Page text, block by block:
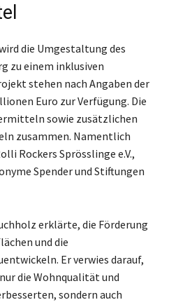
die Umgestaltung des
zu einem inklusiven
stehen nach Angaben der
Euro zur Verfügung. Die
sowie zusätzlichen
zusammen. Namentlich
Rockers Sprösslinge e.V.,
Spender und Stiftungen
erklärte, die Förderung
und die
Er verwies darauf,
die Wohnqualität und
sondern auch